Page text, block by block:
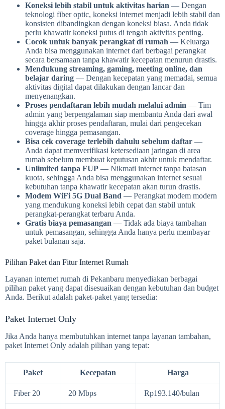
Koneksi lebih stabil untuk aktivitas harian — Dengan
teknologi fiber optic, koneksi internet menjadi lebih stabil dan
konsisten dibandingkan dengan koneksi biasa. Anda tidak
perlu khawatir koneksi putus di tengah aktivitas penting.
Cocok untuk banyak perangkat di rumah — Keluarga
Anda bisa menggunakan internet dari berbagai perangkat
secara bersamaan tanpa khawatir kecepatan menurun drastis.
Mendukung streaming, gaming, meeting online, dan
belajar daring — Dengan kecepatan yang memadai, semua
aktivitas digital dapat dilakukan dengan lancar dan
menyenangkan.
Proses pendaftaran lebih mudah melalui admin — Tim
admin yang berpengalaman siap membantu Anda dari awal
hingga akhir proses pendaftaran, mulai dari pengecekan
coverage hingga pemasangan.
Bisa cek coverage terlebih dahulu sebelum daftar —
Anda dapat memverifikasi ketersediaan jaringan di area
rumah sebelum membuat keputusan akhir untuk mendaftar.
Unlimited tanpa FUP — Nikmati internet tanpa batasan
kuota, sehingga Anda bisa menggunakan internet sesuai
kebutuhan tanpa khawatir kecepatan akan turun drastis.
Modem WiFi 5G Dual Band — Perangkat modem modern
yang mendukung koneksi lebih cepat dan stabil untuk
perangkat-perangkat terbaru Anda.
Gratis biaya pemasangan — Tidak ada biaya tambahan
untuk pemasangan, sehingga Anda hanya perlu membayar
paket bulanan saja.
Pilihan Paket dan Fitur Internet Rumah
Layanan internet rumah di Pekanbaru menyediakan berbagai
pilihan paket yang dapat disesuaikan dengan kebutuhan dan budget
Anda. Berikut adalah paket-paket yang tersedia:
Paket Internet Only
Jika Anda hanya membutuhkan internet tanpa layanan tambahan,
paket Internet Only adalah pilihan yang tepat:
Paket Kecepatan Harga
Fiber 20 20 Mbps Rp193.140/bulan